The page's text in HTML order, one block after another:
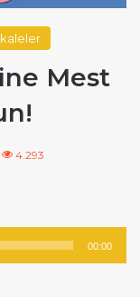
Mest
4.293
00:00